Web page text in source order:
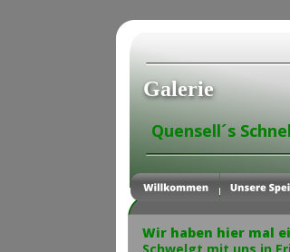
Galerie
Quensell´s
Wir haben hier mal